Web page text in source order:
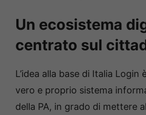
Un ecosistema
centrato sul
L’idea alla base di Italia Login
vero e proprio sistema
della PA, in grado di mettere